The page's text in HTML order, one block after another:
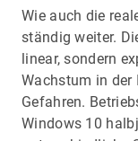
Wie auch die
ständig weiter.
linear, sondern
Wachstum in der
Gefahren.
Windows 10